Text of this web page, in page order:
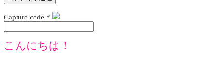
Capture code *
こんにちは！